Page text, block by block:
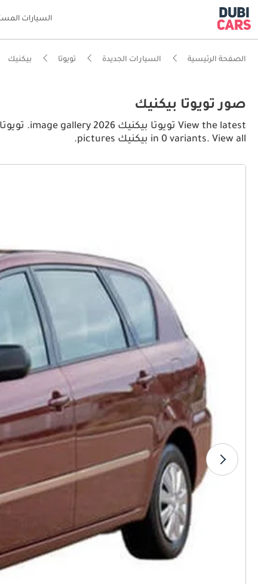
السيارات
الصفحة الرئيسية السيارات الجديدة تويوتا بيكنيك
صور تويوتا بيكنيك
in 0 variants. View all بيكنيك pictures.